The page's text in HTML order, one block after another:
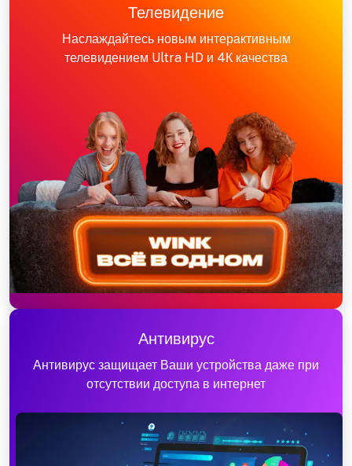
Телевидение
Наслаждайтесь новым интерактивным
телевидением Ultra HD и 4К качества
Антивирус
Антивирус защищает Ваши устройства даже при
отсутствии доступа в интернет